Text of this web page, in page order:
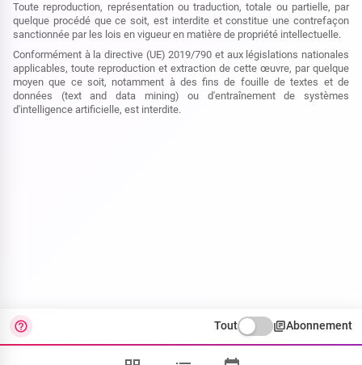
Toute reproduction, représentation ou traduction, totale ou partielle, par
quelque procédé que ce soit, est interdite et constitue une contrefaçon
sanctionnée par les lois en vigueur en matière de propriété intellectuelle.
Conformément à la directive (UE) 2019/790 et aux législations nationales
applicables, toute reproduction et extraction de cette œuvre, par quelque
moyen que ce soit, notamment à des fins de fouille de textes et de
données (text and data mining) ou d'entraînement de systèmes
d'intelligence artificielle, est interdite.
Tout Abonnement